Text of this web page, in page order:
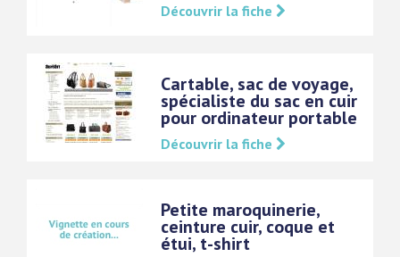
Découvrir la fiche
Cartable, sac de voyage,
spécialiste du sac en cuir
pour ordinateur portable
Découvrir la fiche
Petite maroquinerie,
ceinture cuir, coque et
étui, t-shirt